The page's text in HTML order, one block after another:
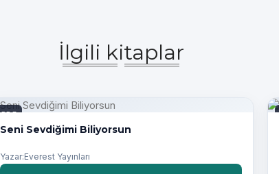
İlgili kitaplar
PDF
Seni Sevdiğimi Biliyorsun
Yazar:Everest Yayınları